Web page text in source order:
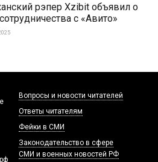
рэпер Xzibit объявил о
с «Авито»
Вопросы и новости читателей
Ответы читателям
Фейки в СМИ
Законодательство в сфере
СМИ и военных новостей РФ